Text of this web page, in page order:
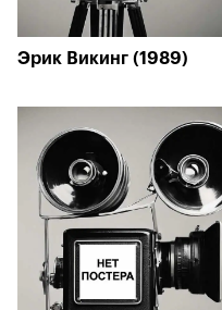
Эрик Викинг (1989)